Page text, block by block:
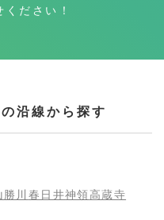
ださい！
沿線から探す
勝川 春日井神領高蔵寺